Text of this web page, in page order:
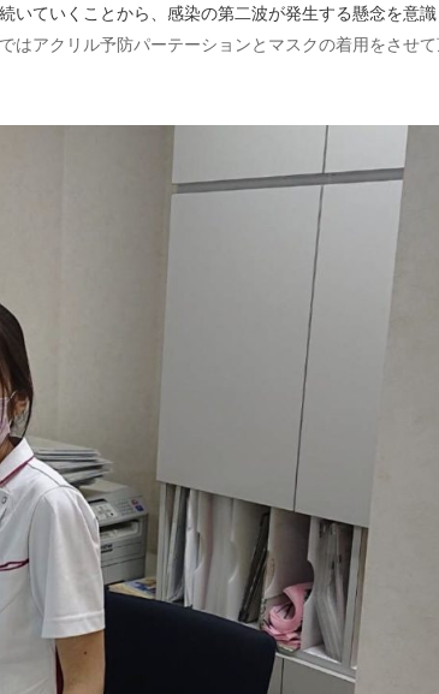
いていくことから、感染の第二波が発生する懸念を意識
はアクリル予防パーテーションとマスクの着用をさせ